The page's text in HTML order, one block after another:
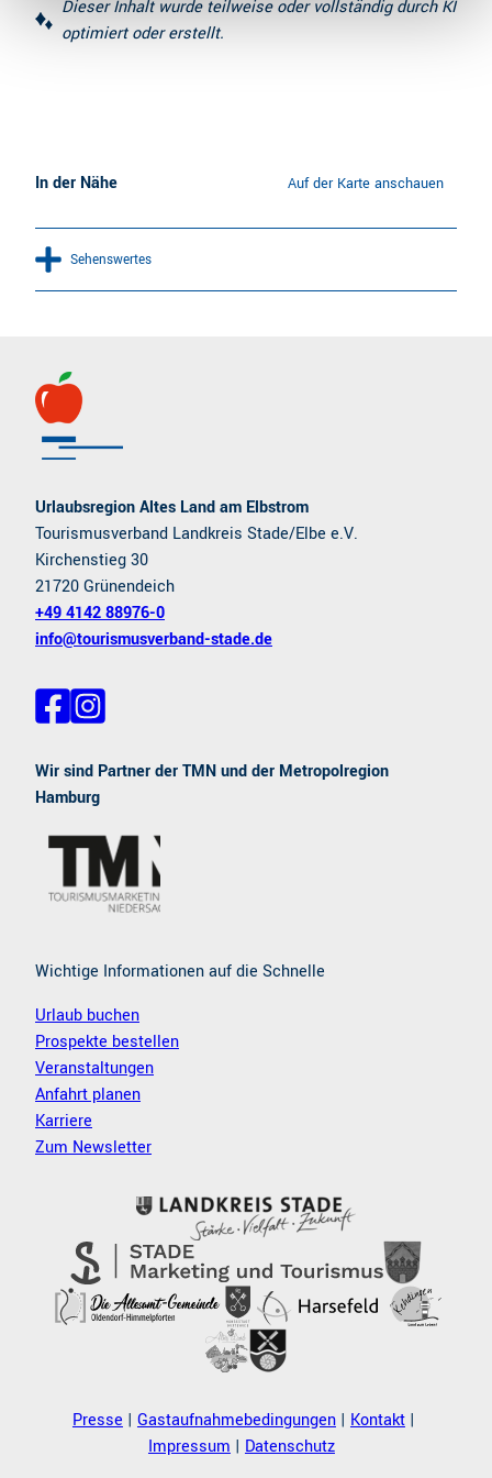
Dieser Inhalt wurde teilweise oder vollständig durch KI
optimiert oder erstellt.
In der Nähe Auf der Karte anschauen
Sehenswertes
Urlaubsregion Altes Land am Elbstrom
Tourismusverband Landkreis Stade/Elbe e.V.
Kirchenstieg 30
21720 Grünendeich
+49 4142 88976-0
info@tourismusverband-stade.de
F
a
e
b
o
I
n
t
a
g
a
m
Wir sind Partner der TMN und der Metropolregion
Hamburg
Wichtige Informationen auf die Schnelle
Urlaub buchen
Prospekte bestellen
Veranstaltungen
Anfahrt planen
Karriere
Zum Newsletter
Presse Gastaufnahmebedingungen
Kontakt
Impressum
Datenschutz